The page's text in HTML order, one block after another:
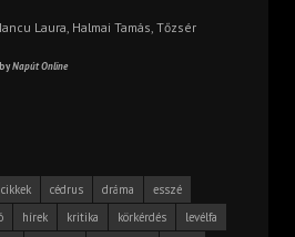
Laura, Halmai Tamás, Tőzsér
Napút Online
cikkek cédrus dráma
esszé
hírek kritika körkérdés
levélfa